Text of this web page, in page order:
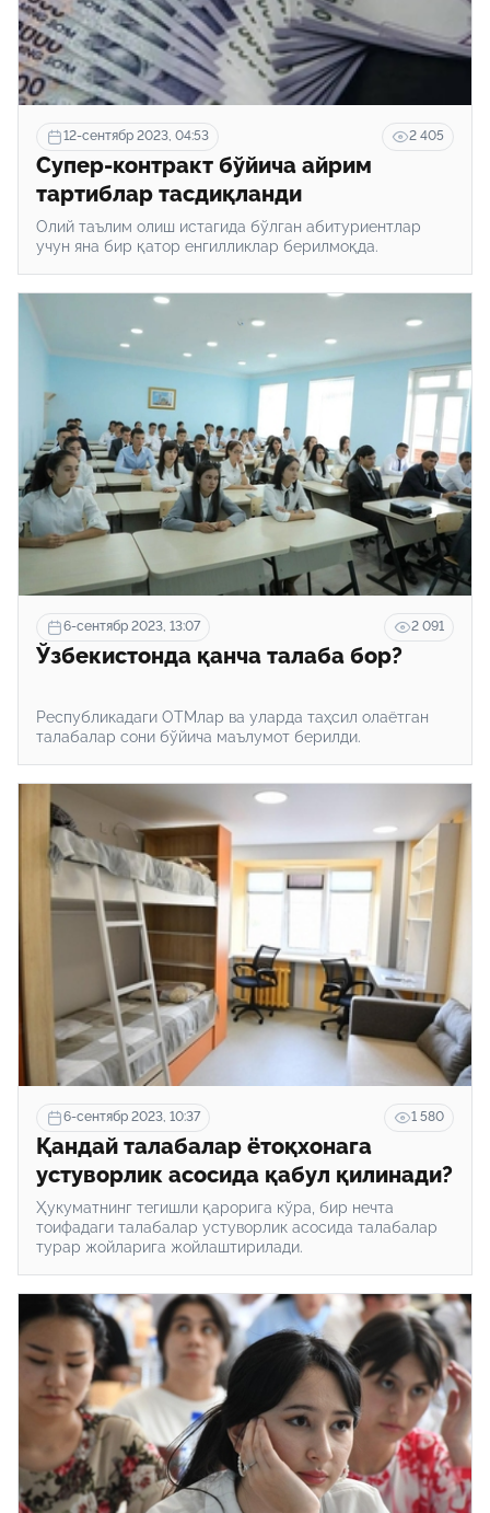
12-сентябр 2023, 04:53 2 405
Супер-контракт бўйича айрим
тартиблар тасдиқланди
Олий таълим олиш истагида бўлган абитуриентлар
учун яна бир қатор енгилликлар берилмоқда.
6-сентябр 2023, 13:07 2 091
Ўзбекистонда қанча талаба бор?
Республикадаги ОТМлар ва уларда таҳсил олаётган
талабалар сони бўйича маълумот берилди.
6-сентябр 2023, 10:37 1 580
Қандай талабалар ётоқхонага
устуворлик асосида қабул қилинади?
Ҳукуматнинг тегишли қарорига кўра, бир нечта
тоифадаги талабалар устуворлик асосида талабалар
турар жойларига жойлаштирилади.